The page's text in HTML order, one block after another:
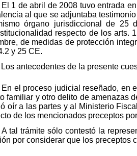
El 1 de abril de 2008 tuvo entrada
al que se adjuntaba
órgano jurisdiccional de 25
respecto de los arts.
de medidas de protección
y 25 CE.
Los antecedentes de la presente
En el proceso judicial reseñado, en
familiar y otro delito de amenazas
oír a las partes y al Ministerio
de los mencionados preceptos
A tal trámite sólo contestó la
por considerar que los preceptos